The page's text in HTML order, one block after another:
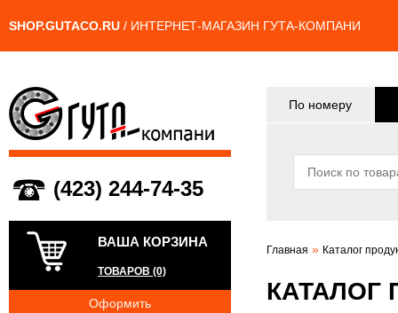
SHOP.GUTACO.RU / ИНТЕРНЕТ-МАГАЗИН ГУТА-КОМПАНИ
(423) 244-74-35
ВАША КОРЗИНА
ТОВАРОВ (0)
Оформить
По номеру
Главная » Каталог
КАТАЛОГ